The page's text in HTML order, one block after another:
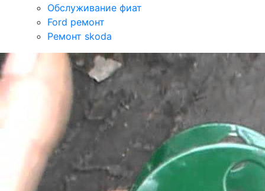
Обслуживание фиат
Ford ремонт
Ремонт skoda